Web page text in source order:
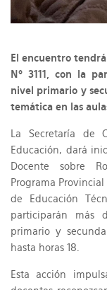
El encuentro
Nº 3111, con la
nivel primario y
temática en las
La Secretaría de
Educación, dará
Docente sobre
Programa
de Educación
participarán más
primario y
hasta horas 18.
Esta acción